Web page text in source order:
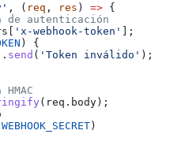
, ( req , res ) => {
de autenticación
[ 'x-webhook-token' ];
) {
send ( 'Token inválido' );
HMAC
( req . body);
WEBHOOK_SECRET)